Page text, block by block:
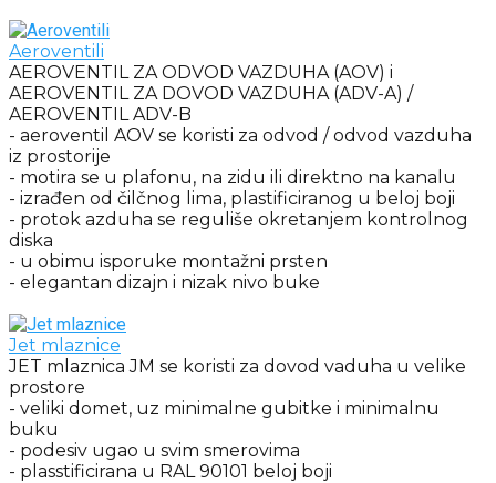
Aeroventili
AEROVENTIL ZA ODVOD VAZDUHA (AOV) i
AEROVENTIL ZA DOVOD VAZDUHA (ADV-A) /
AEROVENTIL ADV-B
- aeroventil AOV se koristi za odvod / odvod vazduha
iz prostorije
- motira se u plafonu, na zidu ili direktno na kanalu
- izrađen od čilčnog lima, plastificiranog u beloj boji
- protok azduha se reguliše okretanjem kontrolnog
diska
- u obimu isporuke montažni prsten
- elegantan dizajn i nizak nivo buke
Jet mlaznice
JET mlaznica JM se koristi za dovod vaduha u velike
prostore
- veliki domet, uz minimalne gubitke i minimalnu
buku
- podesiv ugao u svim smerovima
- plasstificirana u RAL 90101 beloj boji